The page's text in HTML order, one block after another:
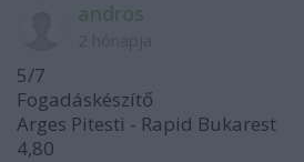
5/7
Fogadáskészítő
Arges Pitesti - Rapid Bukarest
4,80